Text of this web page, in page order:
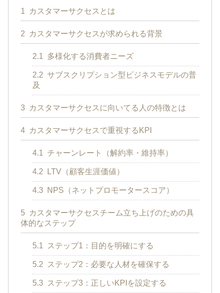
1 カスタマーサクセスとは
2 カスタマーサクセスが求められる背景
2.1 多様化する消費者ニーズ
2.2 サブスクリプション型ビジネスモデルの普
及
3 カスタマーサクセスに向いてる人の特徴とは
4 カスタマーサクセスで重視するKPI
4.1 チャーンレート（解約率・維持率）
4.2 LTV（顧客生涯価値）
4.3 NPS（ネットプロモータースコア）
5 カスタマーサクセスチーム立ち上げのための具
体的なステップ
5.1 ステップ1：目的を明確にする
5.2 ステップ2：必要な人材を確保する
5.3 ステップ3：正しいKPIを設定する